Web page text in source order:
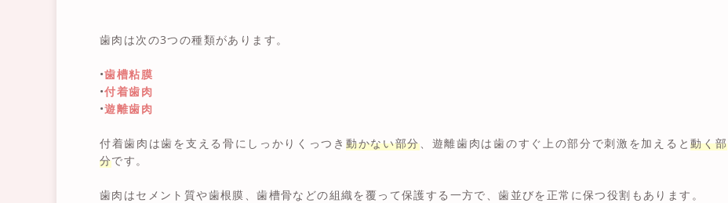
歯肉は次の3つの種類があります。
•歯槽粘膜
•付着歯肉
•遊離歯肉
付着歯肉は歯を支える骨にしっかりくっつき 動かない部分、遊離歯肉は歯のすぐ上の部分で刺激を加えると動く部
分です。
歯肉はセメント質や歯根膜、歯槽骨などの組織を覆って保護する一方で、歯並びを正常に保つ役割もあります。